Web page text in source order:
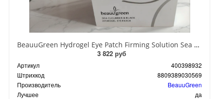
BeauuGreen Hydrogel Eye Patch Firming Solution Sea Cocumber & Black Гидрогелевые патчи для кожи вокруг глаз с экстрактом черного морского огурца 60 шт 90 гр
3 822 руб
Артикул
400398932
Штрихкод
8809389030569
Производитель
BeauuGreen
Лучшее
да